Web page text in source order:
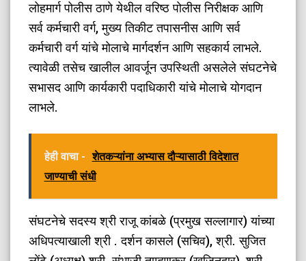
लोहमार्ग पोलीस ठाणे येथील वरिष्ठ पोलीस निरीक्षक आणि
सर्व कर्मचारी वर्ग, मुख्य तिकीट तपासनीस आणि सर्व
कर्मचारी वर्ग यांचे मोलाचे मार्गदर्शन आणि सहकार्य लाभले.
त्यावेळी तसेच खालील आवर्जून उपस्थिती असलेले संघटनेचे
सभासद आणि कार्यकारी पदाधिकारी यांचे मोलाचे योगदान
लाभले.
हेही वाचा - शेतकऱ्यांना अभ्यास दौऱ्यासाठी विदेशात
जाण्याची संधी
संघटनेचे सदस्य श्री राजू कांबळे (प्रमुख सल्लागार) यांच्या
अधिपत्याखाली श्री . दर्शन कासले (सचिव), श्री. सुजित